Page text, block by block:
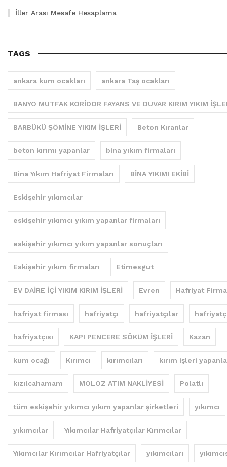
İller Arası Mesafe Hesaplama
TAGS
ankara kum ocakları ankara Taş ocakları
BANYO MUTFAK KORİDOR FAYANS VE DUVAR KIRIM YIKIM
BARBÜKÜ ŞÖMİNE YIKIM İŞLERİ Beton Kıranlar
beton kırımı yapanlar bina yıkım firmaları
Bina Yıkım Hafriyat Firmaları BİNA YIKIMI EKİBİ
Eskişehir yıkımcılar
eskişehir yıkımcı yıkım yapanlar firmaları
eskişehir yıkımcı yıkım yapanlar sonuçları
Eskişehir yıkım firmaları Etimesgut
EV DAİRE İÇİ YIKIM KIRIM İŞLERİ Evren Hafriyat
hafriyat firması hafriyatçı hafriyatçılar
hafriyatçısı KAPI PENCERE SÖKÜM İŞLERİ Kazan
kum ocağı Kırımcı kırımcıları kırım işleri
kızılcahamam MOLOZ ATIM NAKLİYESİ Polatlı
tüm eskişehir yıkımcı yıkım yapanlar şirketleri yıkımcı
yıkımcılar Yıkımcılar Hafriyatçılar Kırımcılar
Yıkımcılar Kırımcılar Hafriyatçılar yıkımcıları